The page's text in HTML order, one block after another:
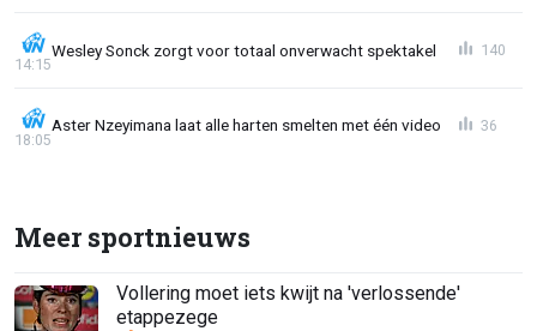
Wesley Sonck zorgt voor totaal onverwacht spektakel
14:15
140
Aster Nzeyimana laat alle harten smelten met één video
18:05
36
Meer sportnieuws
Vollering moet iets kwijt na 'verlossende'
etappezege